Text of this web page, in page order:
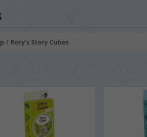
/ Rory's Story Cubes